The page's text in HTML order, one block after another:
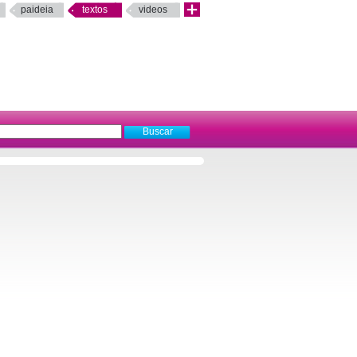
paideia textos videos